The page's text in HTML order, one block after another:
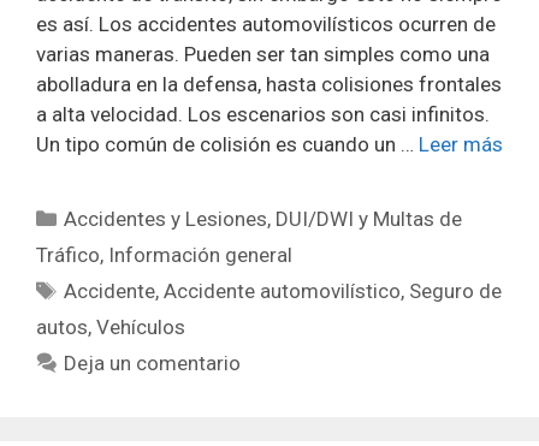
es así. Los accidentes automovilísticos ocurren de
varias maneras. Pueden ser tan simples como una
abolladura en la defensa, hasta colisiones frontales
a alta velocidad. Los escenarios son casi infinitos.
Un tipo común de colisión es cuando un … Leer más
Categorías
Accidentes y Lesiones, DUI/DWI y Multas de
Tráfico, Información general
Etiquetas
Accidente,Accidente automovilístico, Seguro de
autos, Vehículos
Deja un comentario